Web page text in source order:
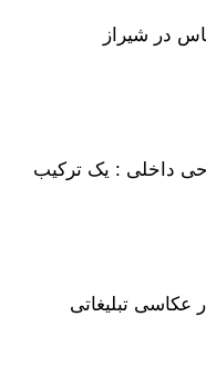
در شیراز
داخلی : یک ترکیب
عکاسی تبلیغاتی